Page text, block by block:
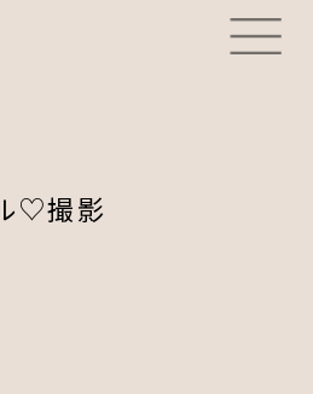
♡撮影